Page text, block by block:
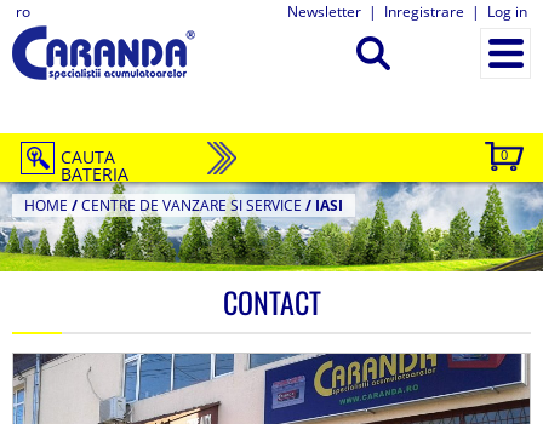
ro Newsletter | Inregistrare | Log in
0
CAUTA
BATERIA
HOME /CENTRE DE VANZARE SI SERVICE / IASI
CONTACT